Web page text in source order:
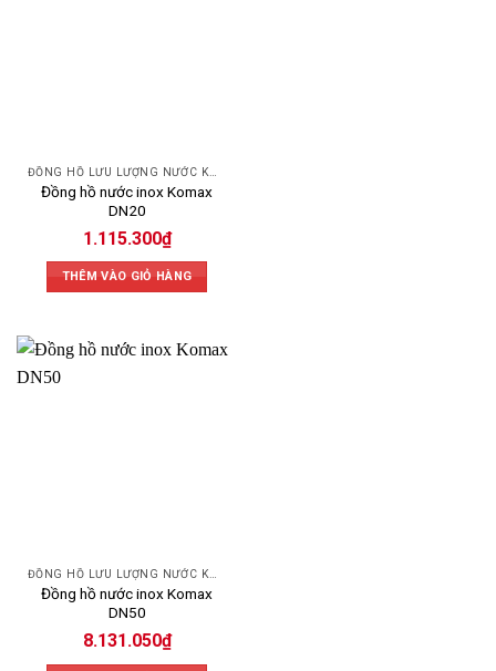
Đồng hồ nước inox Komax
DN20
1.115.300₫
THÊM VÀO GIỎ HÀNG
Đồng hồ nước inox Komax
DN50
8.131.050₫